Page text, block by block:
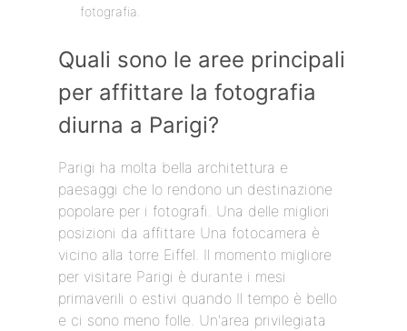
fotografia.
Quali sono le aree principali
per affittare la fotografia
diurna a Parigi?
Parigi ha molta bella architettura e
paesaggi che lo rendono un destinazione
popolare per i fotografi. Una delle migliori
posizioni da affittare Una fotocamera è
vicino alla torre Eiffel. Il momento migliore
per visitare Parigi è durante i mesi
primaverili o estivi quando Il tempo è bello
e ci sono meno folle. Un'area privilegiata